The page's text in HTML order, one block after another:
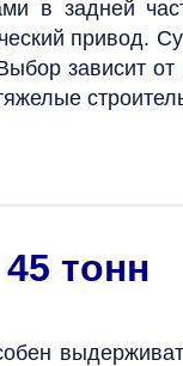
в задней
привод.
зависит
тонн